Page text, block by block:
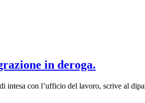
in deroga.
con l’ufficio del lavoro, scrive al